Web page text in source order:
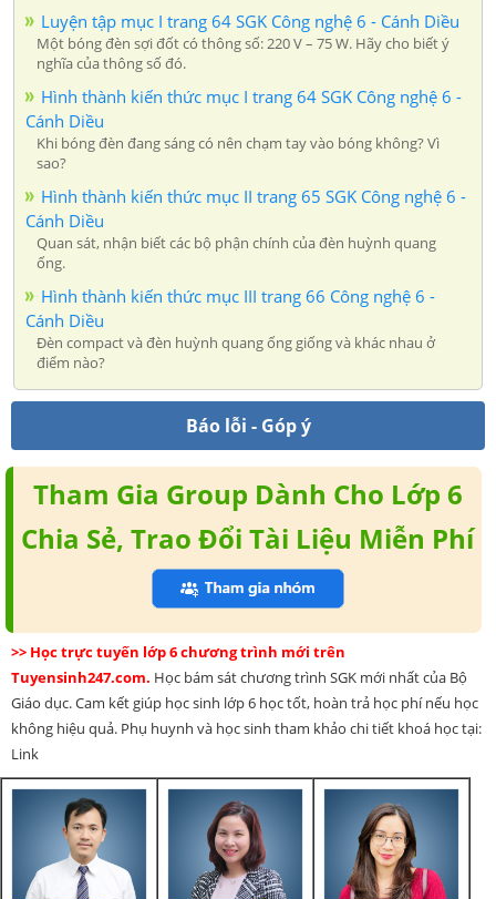
Luyện tập mục I trang 64 SGK Công nghệ 6 - Cánh Diều
Một bóng đèn sợi đốt có thông số: 220 V – 75 W. Hãy cho biết ý
nghĩa của thông số đó.
Hình thành kiến thức mục I trang 64 SGK Công nghệ 6 -
Cánh Diều
Khi bóng đèn đang sáng có nên chạm tay vào bóng không? Vì
sao?
Hình thành kiến thức mục II trang 65 SGK Công nghệ 6 -
Cánh Diều
Quan sát, nhận biết các bộ phận chính của đèn huỳnh quang
ống.
Hình thành kiến thức mục III trang 66 Công nghệ 6 -
Cánh Diều
Đèn compact và đèn huỳnh quang ống giống và khác nhau ở
điểm nào?
Báo lỗi - Góp ý
Tham Gia Group Dành Cho Lớp 6
Chia Sẻ, Trao Đổi Tài Liệu Miễn Phí
>> Học trực tuyến lớp 6 chương trình mới trên
Tuyensinh247.com. Học bám sát chương trình SGK mới nhất của Bộ
Giáo dục. Cam kết giúp học sinh lớp 6 học tốt, hoàn trả học phí nếu học
không hiệu quả. Phụ huynh và học sinh tham khảo chi tiết khoá học tại:
Link